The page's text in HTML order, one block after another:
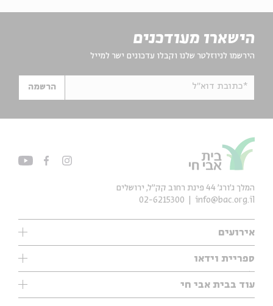
הישארו מעודכנים
הירשמו לניוזלטר שלנו וקבלו עדכונים ישר למייל
*כתובת דוא"ל הרשמה
אירועים
עיון
אנגלית
ספריית וידאו
ילדים
מוזיקה
עוד בבית אבי חי
תערוכות
המלך ג'ורג' 44 פינת רחוב קק״ל, ירושלים
info@bac.org.il
02-6215300